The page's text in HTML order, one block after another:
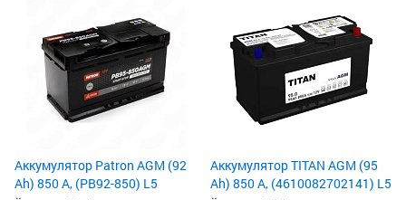
Аккумулятор Patron AGM (92
Ah) 850 А, (PB92-850) L5
Аккумулятор TITAN AGM (95
Ah) 850 А, (4610082702141) L5